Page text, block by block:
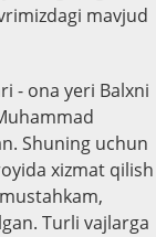
mavjud
- ona yeri Balxni
Shuning uchun
xizmat qilish
Turli vajlarga